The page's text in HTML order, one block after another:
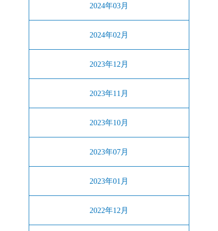
2024年03月
2024年02月
2023年12月
2023年11月
2023年10月
2023年07月
2023年01月
2022年12月